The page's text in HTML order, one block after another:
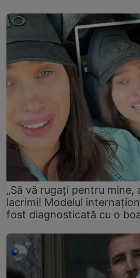
„Să vă rugați pentru mine,
lacrimi! Modelul
fost diagnosticată cu o